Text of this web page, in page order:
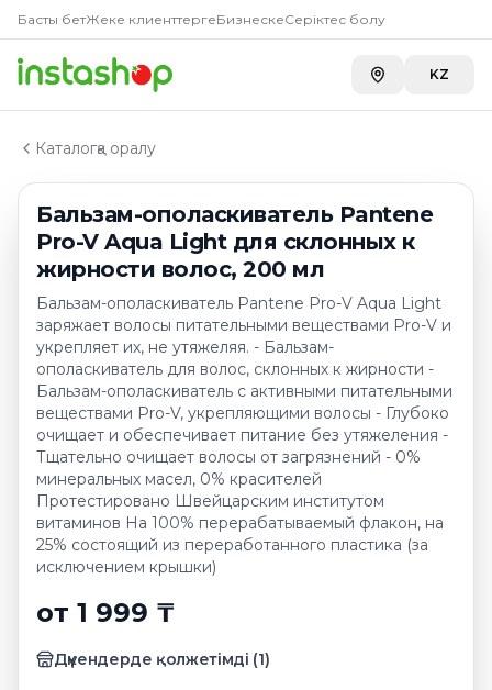
Басты бетЖеке клиенттергеБизнескеСеріктес болу
KZ
Каталогқа оралу
Бальзам-ополаскиватель Pantene
Pro-V Aqua Light для склонных к
жирности волос, 200 мл
Бальзам-ополаскиватель Pantene Pro-V Aqua Light
заряжает волосы питательными веществами Pro-V и
укрепляет их, не утяжеляя. - Бальзам-
ополаскиватель для волос, склонных к жирности -
Бальзам-ополаскиватель с активными питательными
веществами Pro-V, укрепляющими волосы - Глубоко
очищает и обеспечивает питание без утяжеления -
Тщательно очищает волосы от загрязнений - 0%
минеральных масел, 0% красителей
Протестировано Швейцарским институтом
витаминов На 100% перерабатываемый флакон, на
25% состоящий из переработанного пластика (за
исключением крышки)
от 1 999 ₸
Дүкендерде қолжетімді (1)
Главная
Каталог
Кондиционеры, бальзамы для волос
Бальзам-ополаскиватель Pantene Pro-V Aqua Light
КупитьБальзам-